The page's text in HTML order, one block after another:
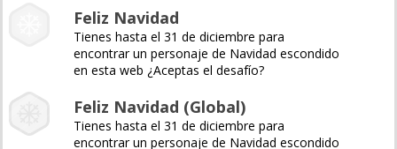
Feliz Navidad
Tienes hasta el 31 de diciembre para
encontrar un personaje de Navidad escondido
en esta web ¿Aceptas el desafío?
Feliz Navidad (Global)
Tienes hasta el 31 de diciembre para
encontrar un personaje de Navidad escondido